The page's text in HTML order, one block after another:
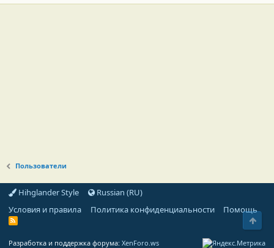
Пользователи
Hihglander Style
Russian (RU)
Условия и правила
Политика конфиденциальности Помощь
R
Разработка и поддержка форума: XenForo.ws